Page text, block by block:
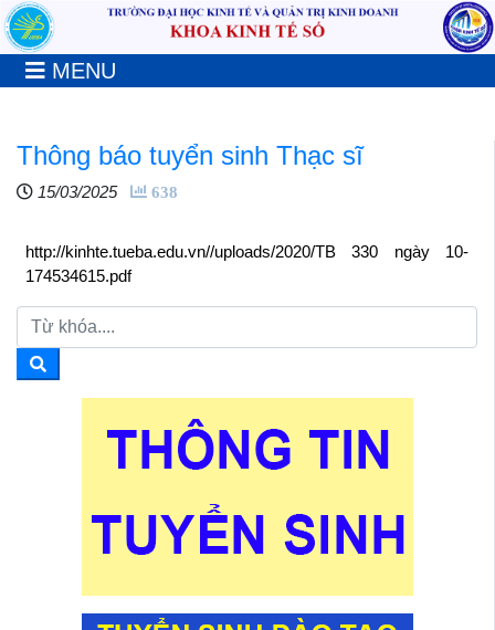
MENU
Thông báo tuyển sinh Thạc sĩ
15/03/2025 638
http://kinhte.tueba.edu.vn//uploads/2020/TB 330 ngày 10-
174534615.pdf